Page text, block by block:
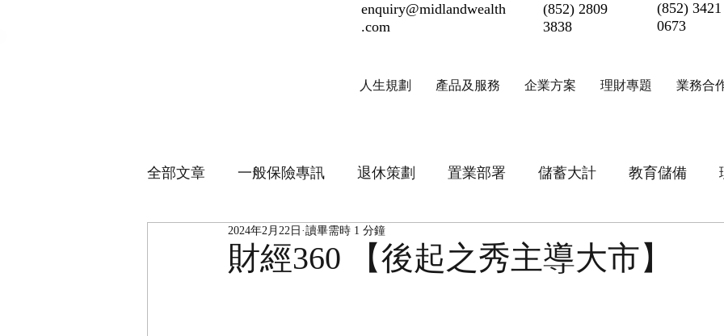
人生規劃 產品及服務 企業方案 理財專題 業務合
(852) 3421
0673
(852) 2809
3838
enquiry@midlandwealth
.com
全部文章 一般保險專訊 退休策劃 置業部署 儲蓄大計 教育儲備
財經360 【後起之秀主導大市】
2024年2月22日 讀畢需時 1 分鐘